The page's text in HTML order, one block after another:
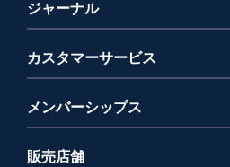
ジャーナル
カスタマーサービス
メンバーシップス
販売店舗